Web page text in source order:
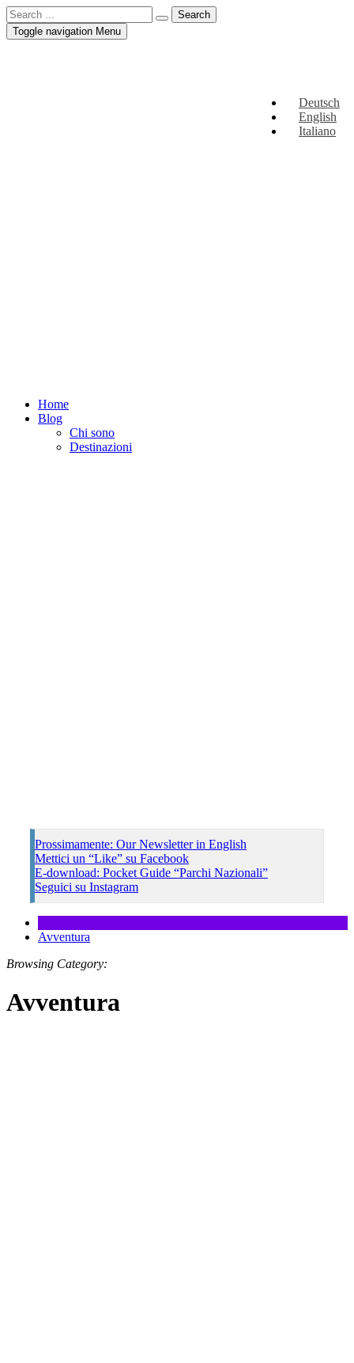
Deutsch
English
Italiano
Toggle navigation Menu
Home
Blog
Chi sono
Destinazioni
Prossimamente: Our Newsletter in English
Mettici un “Like” su Facebook
E-download: Pocket Guide “Parchi Nazionali”
Seguici su Instagram
Avventura
Browsing Category:
Avventura